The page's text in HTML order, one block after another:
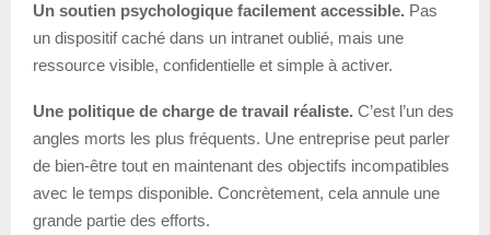
Un soutien psychologique facilement accessible. Pas
un dispositif caché dans un intranet oublié, mais une
ressource visible, confidentielle et simple à activer.
Une politique de charge de travail réaliste. C’est l’un des
angles morts les plus fréquents. Une entreprise peut parler
de bien-être tout en maintenant des objectifs incompatibles
avec le temps disponible. Concrètement, cela annule une
grande partie des efforts.